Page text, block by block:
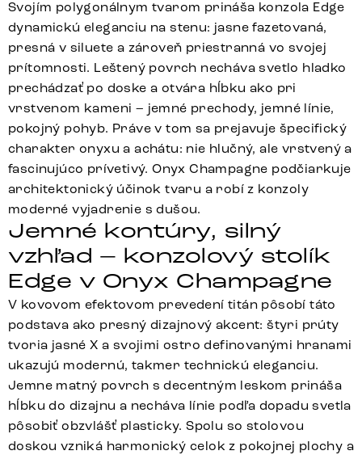
Svojím polygonálnym tvarom prináša konzola Edge
dynamickú eleganciu na stenu: jasne fazetovaná,
presná v siluete a zároveň priestranná vo svojej
prítomnosti. Leštený povrch necháva svetlo hladko
prechádzať po doske a otvára hĺbku ako pri
vrstvenom kameni – jemné prechody, jemné línie,
pokojný pohyb. Práve v tom sa prejavuje špecifický
charakter onyxu a achátu: nie hlučný, ale vrstvený a
fascinujúco prívetivý. Onyx Champagne podčiarkuje
architektonický účinok tvaru a robí z konzoly
moderné vyjadrenie s dušou.
Jemné kontúry, silný
vzhľad – konzolový stolík
Edge v Onyx Champagne
V kovovom efektovom prevedení titán pôsobí táto
podstava ako presný dizajnový akcent: štyri prúty
tvoria jasné X a svojimi ostro definovanými hranami
ukazujú modernú, takmer technickú eleganciu.
Jemne matný povrch s decentným leskom prináša
hĺbku do dizajnu a necháva línie podľa dopadu svetla
pôsobiť obzvlášť plasticky. Spolu so stolovou
doskou vzniká harmonický celok z pokojnej plochy a